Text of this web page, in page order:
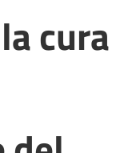
cura